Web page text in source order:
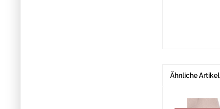
Ähnliche Artikel